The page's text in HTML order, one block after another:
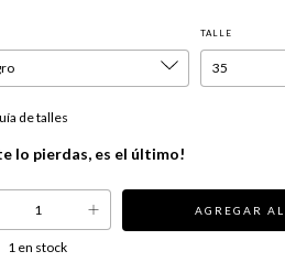
TALLE
de talles
lo pierdas, es el último!
1 en stock